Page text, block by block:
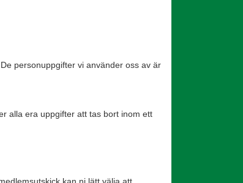
personuppgifter vi använder oss av är
alla era uppgifter att tas bort inom ett